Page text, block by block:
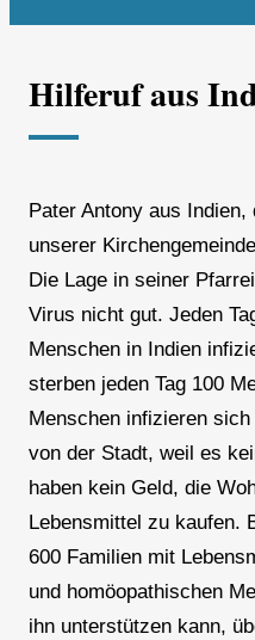
Hilferuf aus
Pater Antony aus
unserer
Die Lage in seiner
Virus nicht gut. Jeden
Menschen in Indien
sterben jeden Tag 100
Menschen infizieren
von der Stadt, weil es
haben kein Geld, die
Lebensmittel zu kaufen.
600 Familien mit
und homöopathischen
ihn unterstützen kann,